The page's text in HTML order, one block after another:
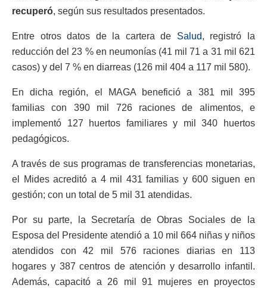
recuperó, según sus resultados presentados.
Entre otros datos de la cartera de Salud, registró la
reducción del 23 % en neumonías (41 mil 71 a 31 mil 621
casos) y del 7 % en diarreas (126 mil 404 a 117 mil 580).
En dicha región, el MAGA benefició a 381 mil 395
familias con 390 mil 726 raciones de alimentos, e
implementó 127 huertos familiares y mil 340 huertos
pedagógicos.
A través de sus programas de transferencias monetarias,
el Mides acreditó a 4 mil 431 familias y 600 siguen en
gestión; con un total de 5 mil 31 atendidas.
Por su parte, la Secretaría de Obras Sociales de la
Esposa del Presidente atendió a 10 mil 664 niñas y niños
atendidos con 42 mil 576 raciones diarias en 113
hogares y 387 centros de atención y desarrollo infantil.
Además, capacitó a 26 mil 91 mujeres en proyectos